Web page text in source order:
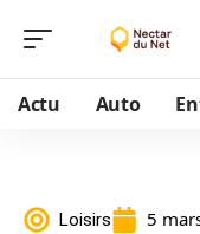
Actu Auto
Loisirs 5